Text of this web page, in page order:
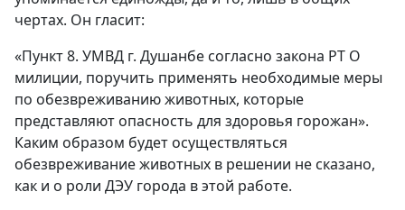
чертах. Он гласит:
«Пункт 8. УМВД г. Душанбе согласно закона РТ О
милиции, поручить применять необходимые меры
по обезвреживанию животных, которые
представляют опасность для здоровья горожан».
Каким образом будет осуществляться
обезвреживание животных в решении не сказано,
как и о роли ДЭУ города в этой работе.